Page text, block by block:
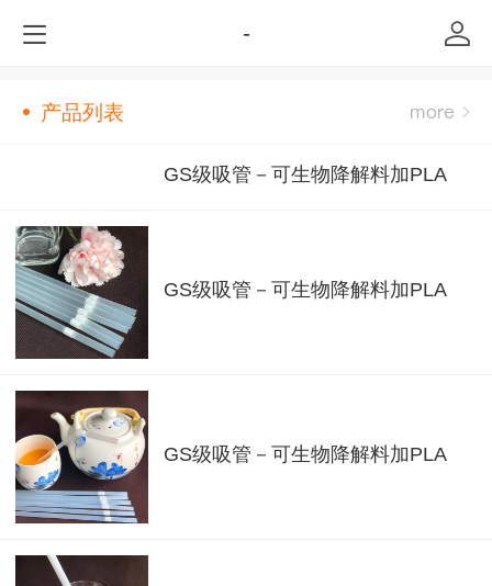
-
产品列表
GS级吸管－可生物降解料加PLA
GS级吸管－可生物降解料加PLA
GS级吸管－可生物降解料加PLA